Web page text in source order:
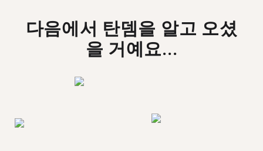
다음에서 탄뎀을 알고 오셨
을 거예요...